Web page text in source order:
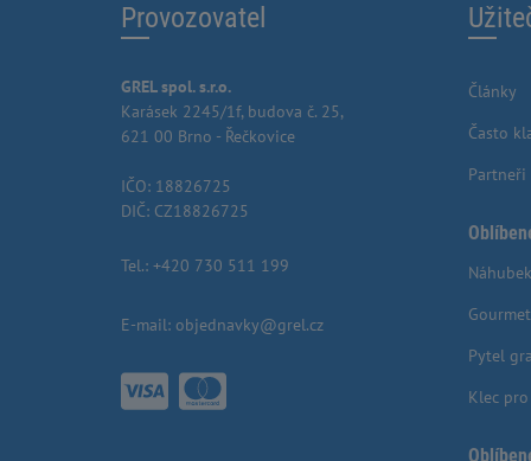
Provozovatel
GREL spol. s.r.o.
Karásek 2245/1f, budova č. 25,
621 00 Brno - Řečkovice
IČO: 18826725
DIČ: CZ18826725
Tel.: +420 730 511 199
E-mail: objednavky@grel.cz
Články
Často
Partneři
Pytel
Klec